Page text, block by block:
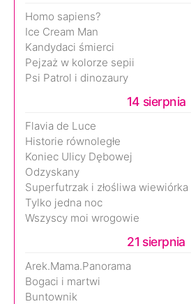
Homo sapiens?
Ice Cream Man
Kandydaci śmierci
Pejzaż w kolorze sepii
Psi Patrol i dinozaury
14 sierpnia
Flavia de Luce
Historie równoległe
Koniec Ulicy Dębowej
Odzyskany
Superfutrzak i złośliwa wiewiórka
Tylko jedna noc
Wszyscy moi wrogowie
21 sierpnia
Arek.Mama.Panorama
Bogaci i martwi
Buntownik